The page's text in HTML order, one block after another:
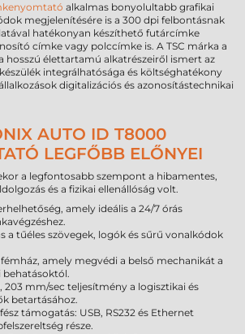
alkalmas bonyolultabb grafikai
megjelenítésére is a 300 dpi felbontásnak
hatékonyan készíthető futárcímke
címke vagy polccímke is. A TSC márka a
hosszú élettartamú alkatrészeiről ismert az
integrálhatósága és költséghatékony
digitalizációs és azonosítástechnikai
AUTO ID T8000
LEGFŐBB ELŐNYEI
a legfontosabb szempont a hibamentes,
és a fizikai ellenállóság volt.
amely ideális a 24/7 órás
a tűéles szövegek, logók és sűrű vonalkódok
amely megvédi a belső mechanikát a
behatásoktól.
203 mm/sec teljesítmény a logisztikai és
betartásához.
támogatás: USB, RS232 és Ethernet
része.